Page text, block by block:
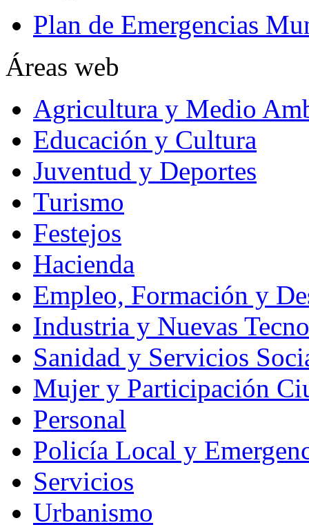
Plan de Emergencias
Áreas web
Agricultura y Medio
Educación y Cultura
Juventud y Deportes
Turismo
Festejos
Hacienda
Empleo, Formación y
Industria y Nuevas
Sanidad y Servicios
Mujer y Participación
Personal
Policía Local y
Servicios
Urbanismo